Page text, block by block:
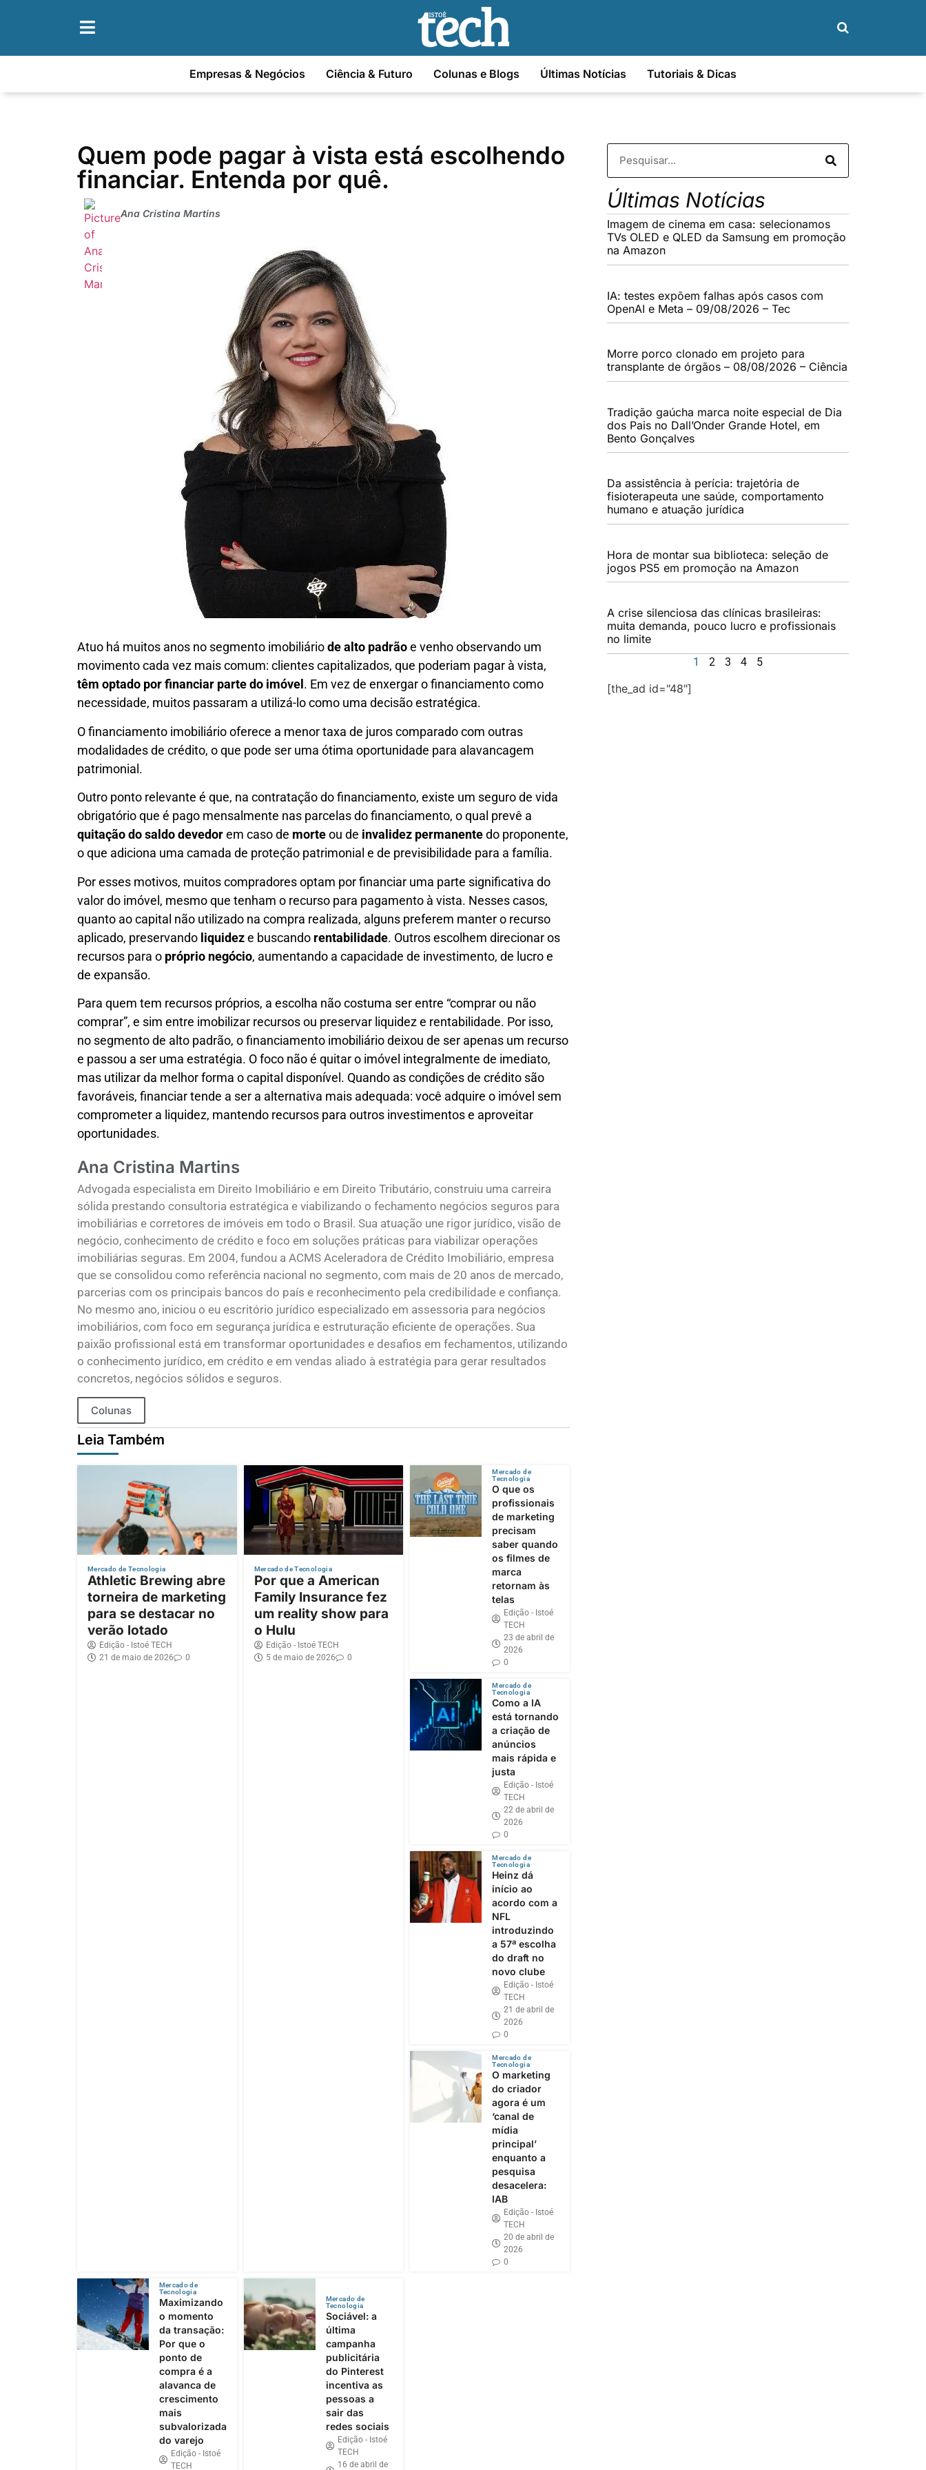
Empresas & Negócios Ciência & Futuro Colunas e Blogs Últimas Notícias Tutoriais & Dicas
Quem pode pagar à vista está escolhendo
financiar. Entenda por quê.
Ana Cristina Martins
Atuo há muitos anos no segmento imobiliáriode alto padrãoe venho observando um
movimento cada vez mais comum: clientes capitalizados, que poderiam pagar à vista,
têm optado por financiar parte do imóvel . Em vez de enxergar o financiamento como
necessidade, muitos passaram a utilizá-lo como uma decisão estratégica.
O financiamento imobiliário oferece a menor taxa de juros comparado com outras
modalidades de crédito, o que pode ser uma ótima oportunidade para alavancagem
patrimonial.
Outro ponto relevante é que, na contratação do financiamento, existe um seguro de vida
obrigatório que é pago mensalmente nas parcelas do financiamento, o qual prevê a
quitação do saldo devedorem caso de morteou de invalidez permanentedo proponente,
o que adiciona uma camada de proteção patrimonial e de previsibilidade para a família.
Por esses motivos, muitos compradores optam por financiar uma parte significativa do
valor do imóvel, mesmo que tenham o recurso para pagamento à vista. Nesses casos,
quanto ao capital não utilizado na compra realizada, alguns preferem manter o recurso
aplicado, preservando liquideze buscando rentabilidade. Outros escolhem direcionar os
recursos para o próprio negócio, aumentando a capacidade de investimento, de lucro e
de expansão.
Para quem tem recursos próprios, a escolha não costuma ser entre “comprar ou não
comprar”, e sim entre imobilizar recursos ou preservar liquidez e rentabilidade. Por isso,
no segmento de alto padrão, o financiamento imobiliário deixou de ser apenas um recurso
e passou a ser uma estratégia. O foco não é quitar o imóvel integralmente de imediato,
mas utilizar da melhor forma o capital disponível. Quando as condições de crédito são
favoráveis, financiar tende a ser a alternativa mais adequada: você adquire o imóvel sem
comprometer a liquidez, mantendo recursos para outros investimentos e aproveitar
oportunidades.
Ana Cristina Martins
Advogada especialista em Direito Imobiliário e em Direito Tributário, construiu uma carreira
sólida prestando consultoria estratégica e viabilizando o fechamento negócios seguros para
imobiliárias e corretores de imóveis em todo o Brasil. Sua atuação une rigor jurídico, visão de
negócio, conhecimento de crédito e foco em soluções práticas para viabilizar operações
imobiliárias seguras. Em 2004, fundou a ACMS Aceleradora de Crédito Imobiliário, empresa
que se consolidou como referência nacional no segmento, com mais de 20 anos de mercado,
parcerias com os principais bancos do país e reconhecimento pela credibilidade e confiança.
No mesmo ano, iniciou o eu escritório jurídico especializado em assessoria para negócios
imobiliários, com foco em segurança jurídica e estruturação eficiente de operações. Sua
paixão profissional está em transformar oportunidades e desafios em fechamentos, utilizando
o conhecimento jurídico, em crédito e em vendas aliado à estratégia para gerar resultados
concretos, negócios sólidos e seguros.
Colunas
Leia Também
Mercado de Tecnologia
Athletic Brewing abre
torneira de marketing
para se destacar no
verão lotado
Edição - Istoé TECH
21 de maio de 2026
0
Mercado de Tecnologia
Por que a American
Family Insurance fez
um reality show para
o Hulu
Edição - Istoé TECH
5 de maio de 2026
0
Mercado de
Tecnologia
O que os
profissionais
de marketing
precisam
saber quando
os filmes de
marca
retornam às
telas
Edição - Istoé
TECH
23 de abril de
2026
0
Mercado de
Tecnologia
Como a IA
está tornando
a criação de
anúncios
mais rápida e
justa
Edição - Istoé
TECH
22 de abril de
2026
0
Mercado de
Tecnologia
Heinz dá
início ao
acordo com a
NFL
introduzindo
a 57ª escolha
do draft no
novo clube
Edição - Istoé
TECH
21 de abril de
2026
0
Mercado de
Tecnologia
O marketing
do criador
agora é um
‘canal de
mídia
principal’
enquanto a
pesquisa
desacelera:
IAB
Edição - Istoé
TECH
20 de abril de
2026
0
Mercado de
Tecnologia
Maximizando
o momento
da transação:
Por que o
ponto de
compra é a
alavanca de
crescimento
mais
subvalorizada
do varejo
Edição - Istoé
TECH
Mercado de
Tecnologia
Sociável: a
última
campanha
publicitária
do Pinterest
incentiva as
pessoas a
sair das
redes sociais
Edição - Istoé
TECH
16 de abril de
Últimas Notícias
Imagem de cinema em casa: selecionamos
TVs OLED e QLED da Samsung em promoção
na Amazon
IA: testes expõem falhas após casos com
OpenAI e Meta – 09/08/2026 – Tec
Morre porco clonado em projeto para
transplante de órgãos – 08/08/2026 – Ciência
Tradição gaúcha marca noite especial de Dia
dos Pais no Dall’Onder Grande Hotel, em
Bento Gonçalves
Da assistência à perícia: trajetória de
fisioterapeuta une saúde, comportamento
humano e atuação jurídica
Hora de montar sua biblioteca: seleção de
jogos PS5 em promoção na Amazon
A crise silenciosa das clínicas brasileiras:
muita demanda, pouco lucro e profissionais
no limite
1 2 3 4 5
[the_ad id="48"]